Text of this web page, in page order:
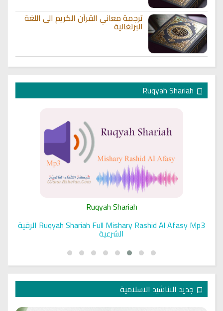
ترجمة معاني القرآن الكريم الى اللغة
البرتغالية
Ruqyah Shariah
Ruqyah Shariah Full Mishary Rashid Al Afasy Mp3 الرقية
الشرعية
جديد الاناشيد الاسلامية